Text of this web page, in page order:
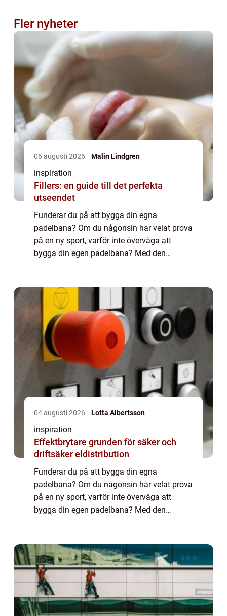
Fler nyheter
06 augusti 2026 Malin Lindgren
inspiration
Fillers: en guide till det perfekta
utseendet
Funderar du på att bygga din egna
padelbana? Om du någonsin har velat prova
på en ny sport, varför inte överväga att
bygga din egen padelbana? Med den
04 augusti 2026 Lotta Albertsson
inspiration
Effektbrytare grunden för säker och
driftsäker eldistribution
Funderar du på att bygga din egna
padelbana? Om du någonsin har velat prova
på en ny sport, varför inte överväga att
bygga din egen padelbana? Med den